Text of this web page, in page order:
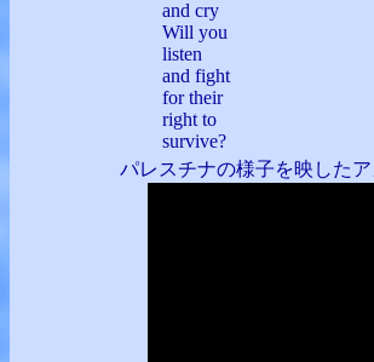
and cry
Will you
listen
and fight
for their
right to
survive?
パレスチナの様子を映した